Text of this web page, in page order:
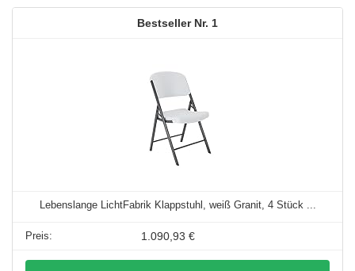
1
Lebenslange LichtFabrik Klappstuhl, weiß Granit, 4 Stück ...
1.090,93 €